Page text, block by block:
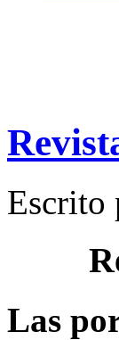
Escrito
Las